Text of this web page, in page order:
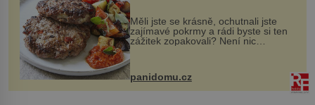
Měli jste se krásně, ochutnali jste
zajímavé pokrmy a rádi byste si ten
zážitek zopakovali? Není nic
snazšího. Pljeskavica (10 porcí)
Možná jste ji ochutnali na dovolené v
bývalé Jugoslávii, lze ji vi...
panidomu.cz